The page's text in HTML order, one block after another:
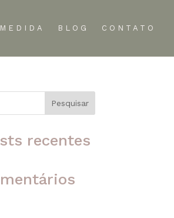
BLOG CONTATO
Pesquisar
recentes